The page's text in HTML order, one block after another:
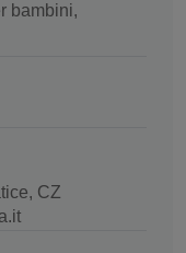
bambini,
CZ